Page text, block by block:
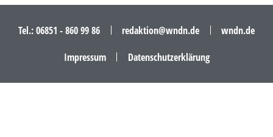
Impressum Datenschutzerklärung
Tel.: 06851 - 860 99 86 redaktion@wndn.de wndn.de